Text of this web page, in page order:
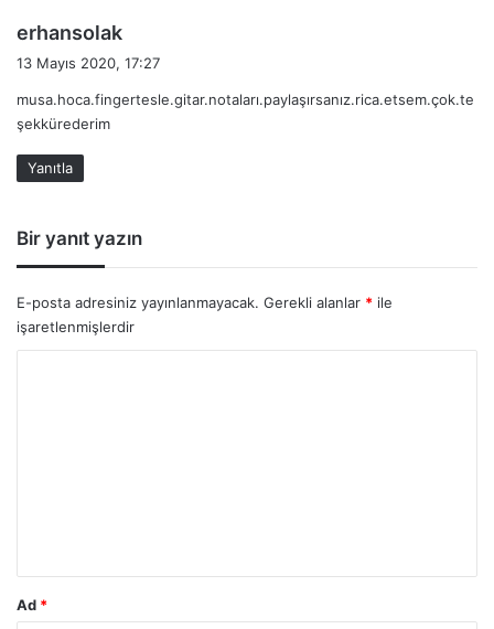
erhansolak
e
i
13 Mayıs 2020, 17:27
musa.hoca.fingertesle.gitar.notaları.paylaşırsanız.rica.etsem.çok.te
şekkürederim
Yanıtla
Bir yanıt yazın
E-posta adresiniz yayınlanmayacak. Gerekli alanlar * ile
işaretlenmişlerdir
Ad *